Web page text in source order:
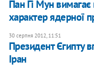
Пан Гі Мун вимагає
характер ядерної
30 серпня 2012, 11:51
Президент Єгипту
Іран